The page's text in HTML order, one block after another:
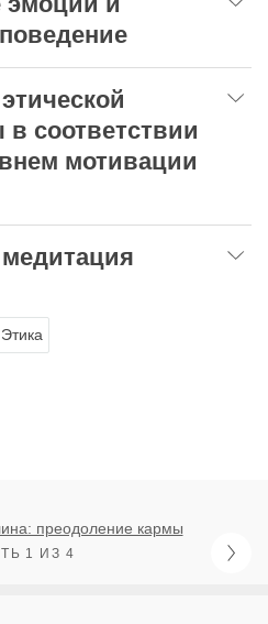
соответствии
мотивации
Этика
преодоление кармы
1 ИЗ 4